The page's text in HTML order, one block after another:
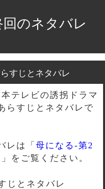
のネタバレ
すじとネタバレ
テレビの誘拐ドラマ
らすじとネタバレで
レは「 母になる-第2
」をご覧ください。
じとネタバレ